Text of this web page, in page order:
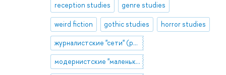
reception studies genre studies
weird fiction gothic studies horror studies
журналистские "сети" (periodical networks)
модернистские "маленькие журналы" (little magazines)